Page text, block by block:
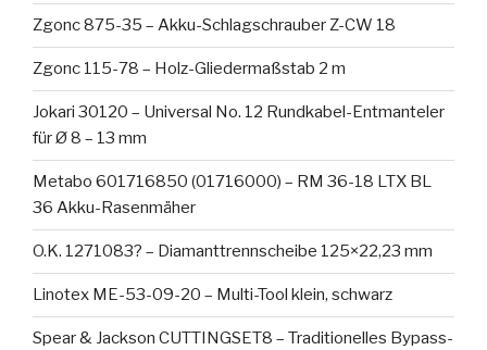
Zgonc 875-35 – Akku-Schlagschrauber Z-CW 18
Zgonc 115-78 – Holz-Gliedermaßstab 2 m
Jokari 30120 – Universal No. 12 Rundkabel-Entmanteler
für Ø 8 – 13 mm
Metabo 601716850 (01716000) – RM 36-18 LTX BL
36 Akku-Rasenmäher
O.K. 1271083? – Diamanttrennscheibe 125×22,23 mm
Linotex ME-53-09-20 – Multi-Tool klein, schwarz
Spear & Jackson CUTTINGSET8 – Traditionelles Bypass-